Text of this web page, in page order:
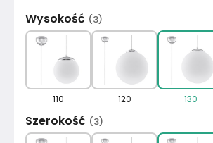
Wysokość (3)
110 120 130
Szerokość (3)